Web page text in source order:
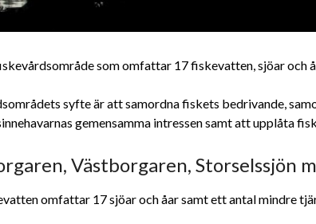
som omfattar 17 fiskevatten, sjöar och
syfte är att samordna fiskets bedrivande,
gemensamma intressen samt att upplåta
Västborgaren, Storselssjön
omfattar 17 sjöar och åar samt ett antal mindre